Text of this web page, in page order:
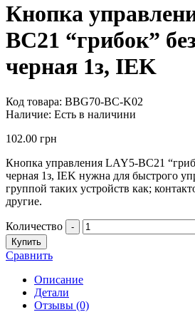
Кнопка
BC21 “грибок”
черная 1з, IEK
Код товара: BBG70-BC-K02
Наличие: Есть в наличини
102.00 грн
Кнопка управления LAY5-BC21
черная 1з, IEK нужна для быстрого
группой таких устройств как;
другие.
Количество -
Купить
Сравнить
Описание
Детали
Отзывы (0)